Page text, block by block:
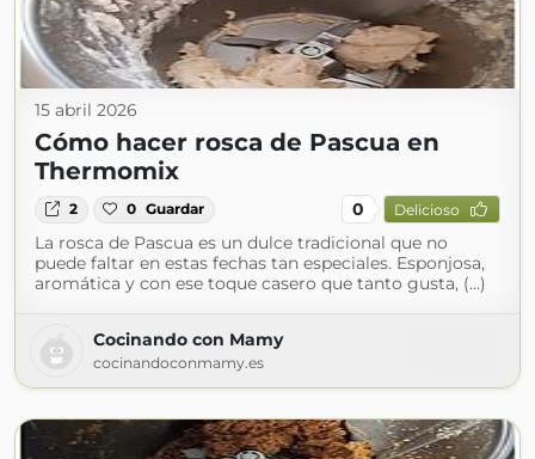
15 abril 2026
Cómo hacer rosca de Pascua en
Thermomix
2 0 Guardar 0 Delicioso
La rosca de Pascua es un dulce tradicional que no
puede faltar en estas fechas tan especiales. Esponjosa,
aromática y con ese toque casero que tanto gusta, (...)
Cocinando con Mamy
cocinandoconmamy.es